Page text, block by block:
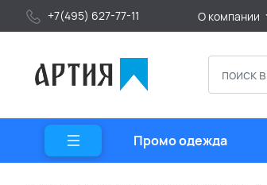
+7(495) 627-77-11 О компании
Промо одежда